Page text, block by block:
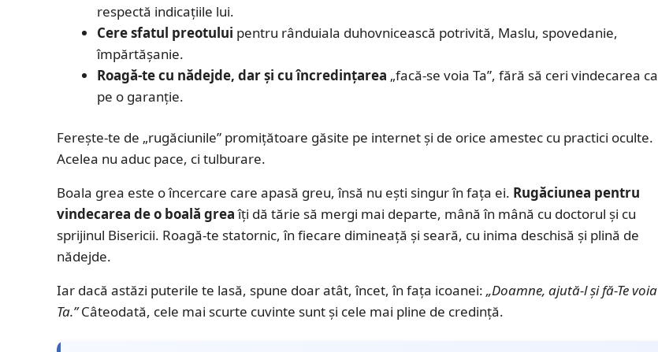
respectă indicațiile lui.
Cere sfatul preotului pentru rânduiala duhovnicească potrivită, Maslu, spovedanie,
împărtășanie.
Roagă-te cu nădejde, dar și cu încredințarea „facă-se voia Ta”, fără să ceri vindecarea ca
pe o garanție.
Ferește-te de „rugăciunile” promițătoare găsite pe internet și de orice amestec cu practici oculte.
Acelea nu aduc pace, ci tulburare.
Boala grea este o încercare care apasă greu, însă nu ești singur în fața ei. Rugăciunea pentru
vindecarea de o boală greaîți dă tărie să mergi mai departe, mână în mână cu doctorul și cu
sprijinul Bisericii. Roagă-te statornic, în fiecare dimineață și seară, cu inima deschisă și plină de
nădejde.
Iar dacă astăzi puterile te lasă, spune doar atât, încet, în fața icoanei: „Doamne, ajută-l și fă-Te voia
Ta.”Câteodată, cele mai scurte cuvinte sunt și cele mai pline de credință.